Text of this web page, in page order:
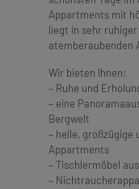
Appartments mit
liegt in sehr
atemberaubenden
Wir bieten Ihnen:
– Ruhe und
– eine
Bergwelt
– helle,
Appartments
– Tischlermöbel
–